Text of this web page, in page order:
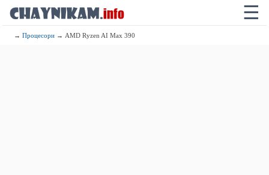
☰
→Процесори → AMD Ryzen AI Max 390